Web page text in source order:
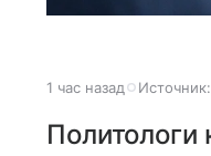
1 час назад Источник: